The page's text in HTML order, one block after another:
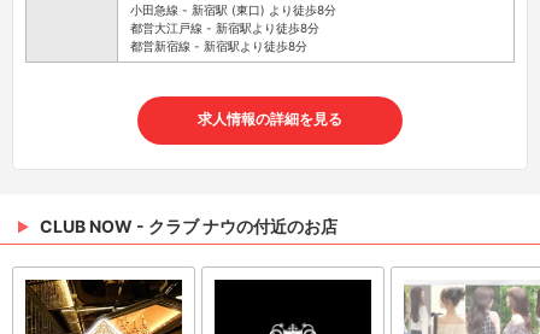
小田急線 - 新宿駅 (東口) より徒歩8分
都営大江戸線 - 新宿駅より徒歩8分
都営新宿線 - 新宿駅より徒歩8分
求人情報の詳細を見る
CLUB NOW - クラブ ナウの付近のお店